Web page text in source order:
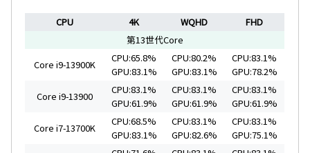
CPU 4K WQHD
FHD
第13世代Core
Core i9-13900K
CPU:65.8%
GPU:83.1%
CPU:80.2%
GPU:83.1%
CPU:83.1%
GPU:78.2%
Core i9-13900
CPU:83.1%
GPU:61.9%
CPU:83.1%
GPU:61.9%
CPU:83.1%
GPU:61.9%
Core i7-13700K
CPU:68.5%
GPU:83.1%
CPU:83.1%
GPU:82.6%
CPU:83.1%
GPU:75.1%